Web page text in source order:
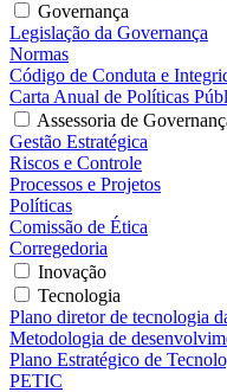
Governança
Legislação da Governança
Normas
Código de Conduta e
Carta Anual de Políticas
Assessoria de
Gestão Estratégica
Riscos e Controle
Processos e Projetos
Políticas
Comissão de Ética
Corregedoria
Inovação
Tecnologia
Plano diretor de tecnologia
Metodologia de
Plano Estratégico de
PETIC